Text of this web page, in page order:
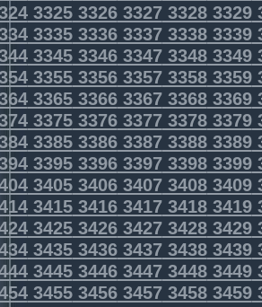
33253326332733283329
33353336333733383339
33453346334733483349
33553356335733583359
33653366336733683369
33753376337733783379
33853386338733883389
33953396339733983399
34053406340734083409
34153416341734183419
34253426342734283429
34353436343734383439
34453446344734483449
34553456345734583459